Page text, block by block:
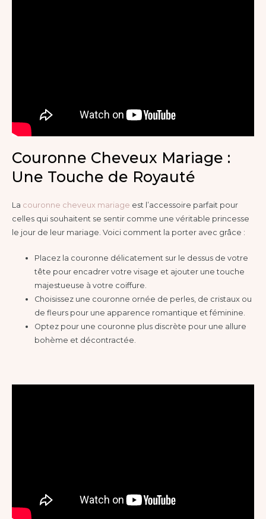
Couronne Cheveux Mariage :
Une Touche de Royauté
La couronne cheveux mariage est l’accessoire parfait pour
celles qui souhaitent se sentir comme une véritable princesse
le jour de leur mariage. Voici comment la porter avec grâce :
Placez la couronne délicatement sur le dessus de votre
tête pour encadrer votre visage et ajouter une touche
majestueuse à votre coiffure.
Choisissez une couronne ornée de perles, de cristaux ou
de fleurs pour une apparence romantique et féminine.
Optez pour une couronne plus discrète pour une allure
bohème et décontractée.